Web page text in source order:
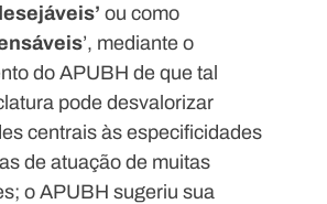
ou como
’, mediante o
do APUBH de que tal
pode desvalorizar
centrais às especificidades
de atuação de muitas
o APUBH sugeriu sua